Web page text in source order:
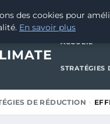
ACCUEIL
STRATÉGIES
DE RÉDUCTION
des cookies pour
En savoir plus